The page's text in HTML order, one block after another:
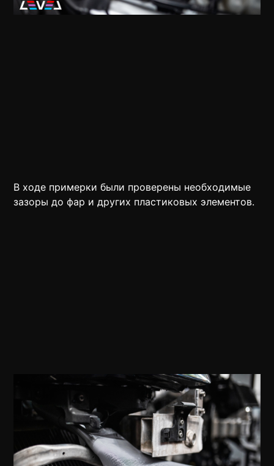
В ходе примерки были проверены необходимые
зазоры до фар и других пластиковых элементов.